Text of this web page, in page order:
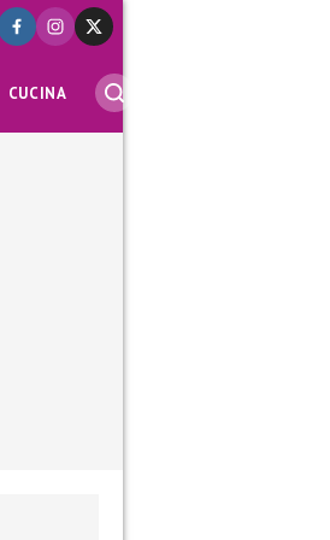
CUCINA